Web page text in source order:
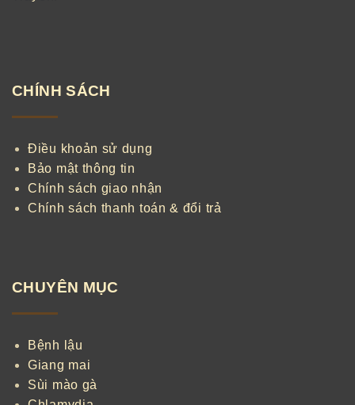
CHÍNH SÁCH
Điều khoản sử dụng
Bảo mật thông tin
Chính sách giao nhận
Chính sách thanh toán & đổi trả
CHUYÊN MỤC
Bệnh lậu
Giang mai
Sùi mào gà